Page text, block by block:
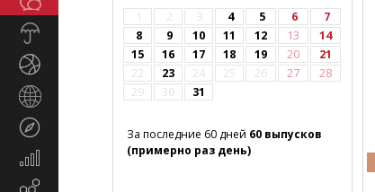
Экономика
1 2 3 4 5 6
7
8
9 10 11 12 13
14
15
16 17 18 19 20
21
22
23 24 25 26 27
28
29
30 31
За последние 60 дней 60 выпусков
(примерно раз день)